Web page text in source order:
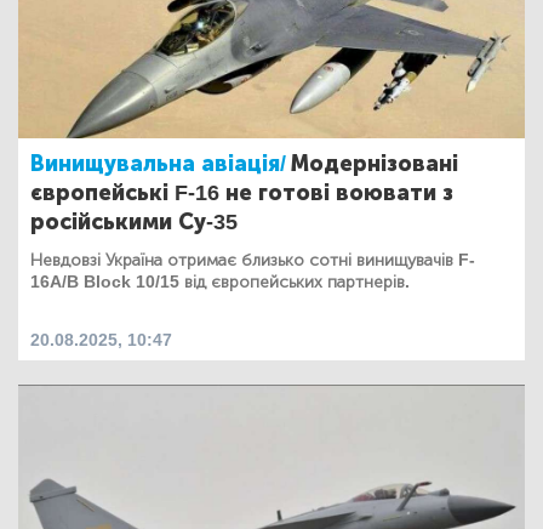
Винищувальна авіація/Модернізовані
європейські F-16 не готові воювати з
російськими Су-35
Невдовзі Україна отримає близько сотні винищувачів F-
16A/B Block 10/15 від європейських партнерів.
20.08.2025, 10:47